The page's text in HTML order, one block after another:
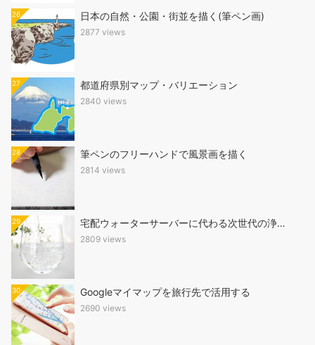
26 日本の自然・公園・街並を描く(筆ペン画)
2877 views
27 都道府県別マップ・バリエーション
2840 views
28 筆ペンのフリーハンドで風景画を描く
2814 views
29 宅配ウォーターサーバーに代わる次世代の浄…
2809 views
30 Googleマイマップを旅行先で活用する
2690 views